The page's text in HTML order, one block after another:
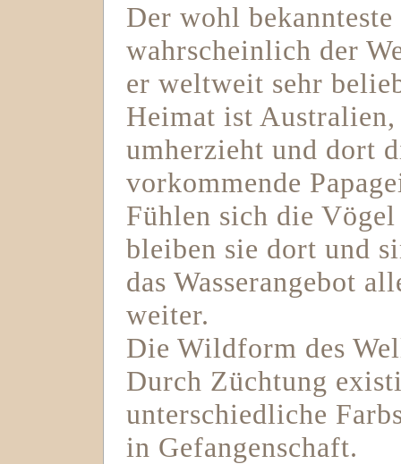
Der wohl
wahrscheinlich der
er weltweit sehr
Heimat ist
umherzieht und dort
vorkommende
Fühlen sich die
bleiben sie dort und
das Wasserangebot
weiter.
Die Wildform des
Durch Züchtung
unterschiedliche
in Gefangenschaft.